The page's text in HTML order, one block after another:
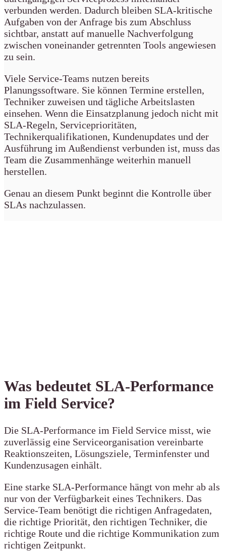
verbunden werden. Dadurch bleiben SLA-kritische
Aufgaben von der Anfrage bis zum Abschluss
sichtbar, anstatt auf manuelle Nachverfolgung
zwischen voneinander getrennten Tools angewiesen
zu sein.
Viele Service-Teams nutzen bereits
Planungssoftware. Sie können Termine erstellen,
Techniker zuweisen und tägliche Arbeitslasten
einsehen. Wenn die Einsatzplanung jedoch nicht mit
SLA-Regeln, Serviceprioritäten,
Technikerqualifikationen, Kundenupdates und der
Ausführung im Außendienst verbunden ist, muss das
Team die Zusammenhänge weiterhin manuell
herstellen.
Genau an diesem Punkt beginnt die Kontrolle über
SLAs nachzulassen.
Was bedeutet SLA-Performance
im Field Service?
Die SLA-Performance im Field Service misst, wie
zuverlässig eine Serviceorganisation vereinbarte
Reaktionszeiten, Lösungsziele, Terminfenster und
Kundenzusagen einhält.
Eine starke SLA-Performance hängt von mehr ab als
nur von der Verfügbarkeit eines Technikers. Das
Service-Team benötigt die richtigen Anfragedaten,
die richtige Priorität, den richtigen Techniker, die
richtige Route und die richtige Kommunikation zum
richtigen Zeitpunkt.